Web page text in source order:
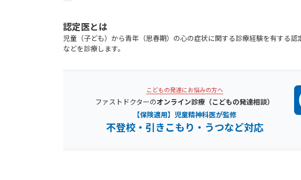
認定医とは
児童（子ども）から青年（思春期）の心の症状に関する診療経験を有する
などを診療します。
こどもの発達にお悩みの方へ
ファストドクターのオンライン診療（こどもの発達相談）
【保険適用】児童精神科医が監修
不登校・引きこもり・うつなど対応